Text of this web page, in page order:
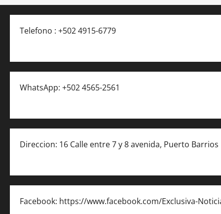
Telefono : +502 4915-6779
WhatsApp: +502 4565-2561
Direccion: 16 Calle entre 7 y 8 avenida, Puerto Barrios
Facebook: https://www.facebook.com/Exclusiva-